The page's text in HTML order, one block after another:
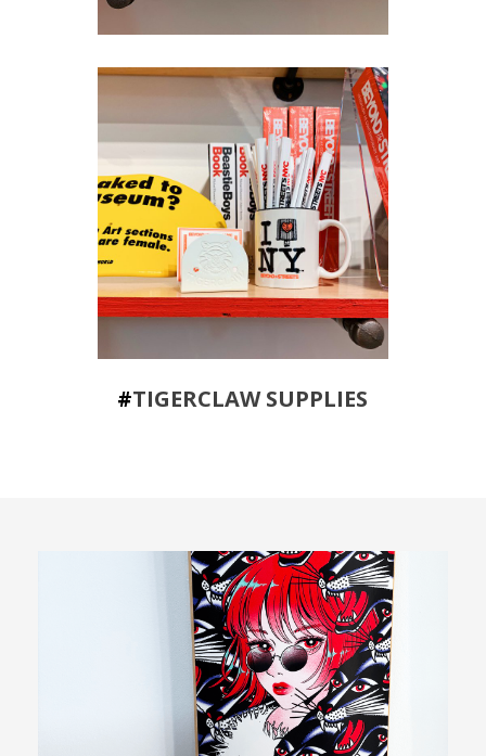
#TIGERCLAW SUPPLIES